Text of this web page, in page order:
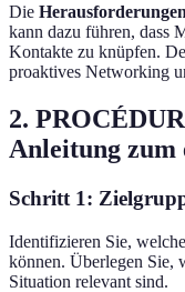
Die Herausforderungen
kann dazu führen, dass
Kontakte zu knüpfen.
proaktives Networking
2.
Anleitung zum
Schritt 1:
Identifizieren Sie,
können. Überlegen Sie,
Situation relevant sind.